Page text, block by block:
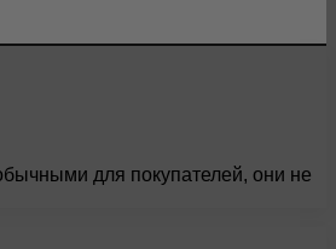
для покупателей, они не